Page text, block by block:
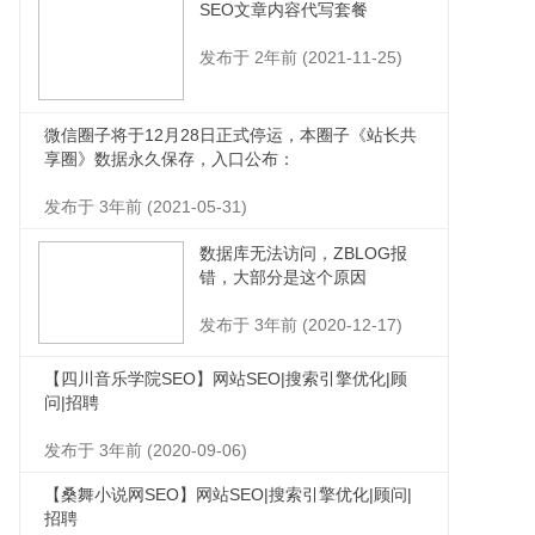
SEO文章内容代写套餐
发布于 2年前 (2021-11-25)
微信圈子将于12月28日正式停运，本圈子《站长共
享圈》数据永久保存，入口公布：
发布于 3年前 (2021-05-31)
数据库无法访问，ZBLOG报
错，大部分是这个原因
发布于 3年前 (2020-12-17)
【四川音乐学院SEO】网站SEO|搜索引擎优化|顾
问|招聘
发布于 3年前 (2020-09-06)
【桑舞小说网SEO】网站SEO|搜索引擎优化|顾问|
招聘